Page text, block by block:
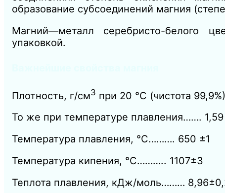
образование субсоединений магния
Магний—металл серебристо-белого
упаковкой.
Плотность, г/см3 при 20 °С (чистота
То же при температуре плавления……. 1,59
Температура плавления, °С………. 650 ±1
Температура кипения, °С……….. 1107±3
Теплота плавления, кДж/моль………